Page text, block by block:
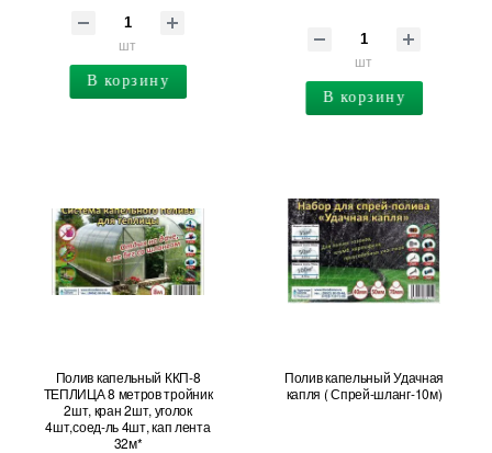
шт
В корзину
шт
В корзину
Полив капельный ККП-8
ТЕПЛИЦА 8 метров тройник
2шт, кран 2шт, уголок
4шт,соед-ль 4шт, кап лента
32м*
Полив капельный Удачная
капля ( Спрей-шланг-10м)